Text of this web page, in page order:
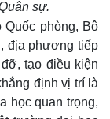
sự.
phòng, Bộ
địa phương tiếp
tạo điều kiện
định vị trí là
học quan trọng,